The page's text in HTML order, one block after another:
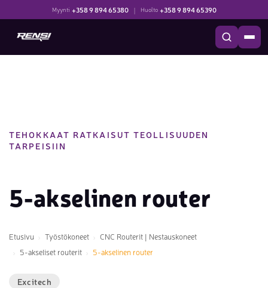
Myynti +358 9 894 65380 | Huolto +358 9 894 65390
TEHOKKAAT RATKAISUT TEOLLISUUDEN
TARPEISIIN
5-akselinen router
Etusivu Työstökoneet
CNC Routerit | Nestauskoneet
5-akseliset routerit
5-akselinen router
Excitech